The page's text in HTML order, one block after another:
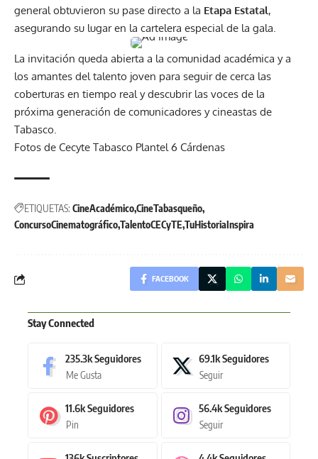
general obtuvieron su pase directo a la Etapa Estatal,
asegurando su lugar en la cartelera especial de la gala.
La invitación queda abierta a la comunidad académica y a
los amantes del talento joven para seguir de cerca las
coberturas en tiempo real y descubrir las voces de la
próxima generación de comunicadores y cineastas de
Tabasco.
Fotos de Cecyte Tabasco Plantel 6 Cárdenas
ETIQUETAS: CineAcadémicoCineTabasqueño
ConcursoCinematográficoTalentoCECyTE TuHistoriaInspira
FACEBOOK
Stay Connected
235.3kSeguidores
Me Gusta
69.1kSeguidores
Seguir
11.6kSeguidores
Pin
56.4kSeguidores
Seguir